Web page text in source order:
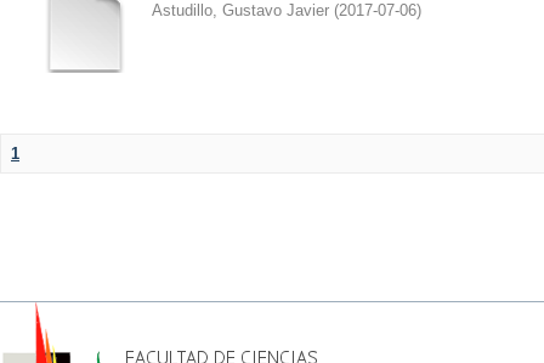
Astudillo, Gustavo Javier (2017-07-06)
1